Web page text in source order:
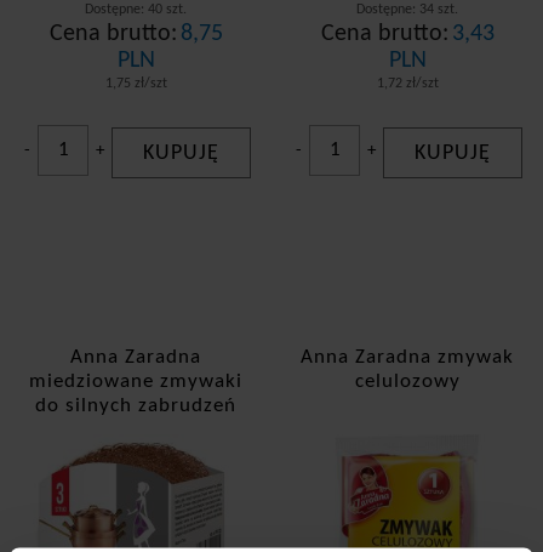
Dostępne: 40 szt.
Cena brutto: 8,75
PLN
1,75 zł/szt
- + KUPUJĘ
Dostępne: 34 szt.
Cena brutto: 3,43
PLN
1,72 zł/szt
- + KUPUJĘ
Anna Zaradna
miedziowane zmywaki
do silnych zabrudzeń
Anna Zaradna zmywak
celulozowy